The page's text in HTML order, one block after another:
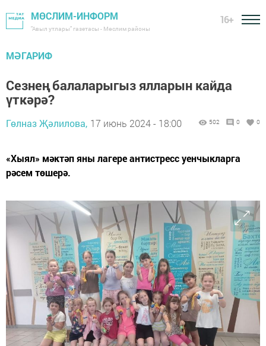
МӨСЛИМ-ИНФОРМ
"Авыл утлары" газетасы - Мөслим районы
16+
МӘГАРИФ
Сезнең балаларыгыз ялларын кайда
үткәрә?
Гөлназ Җәлилова, 17 июнь 2024 - 18:00 502 0 0
«Хыял» мәктәп яны лагере антистресс уенчыкларга
рәсем төшерә.